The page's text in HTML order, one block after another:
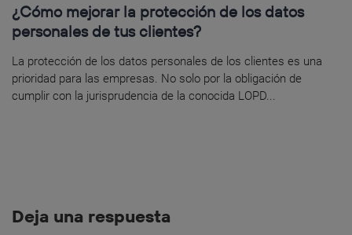
¿Cómo mejorar la protección de los datos
personales de tus clientes?
La protección de los datos personales de los clientes es una
prioridad para las empresas. No solo por la obligación de
cumplir con la jurisprudencia de la conocida LOPD...
Deja una respuesta